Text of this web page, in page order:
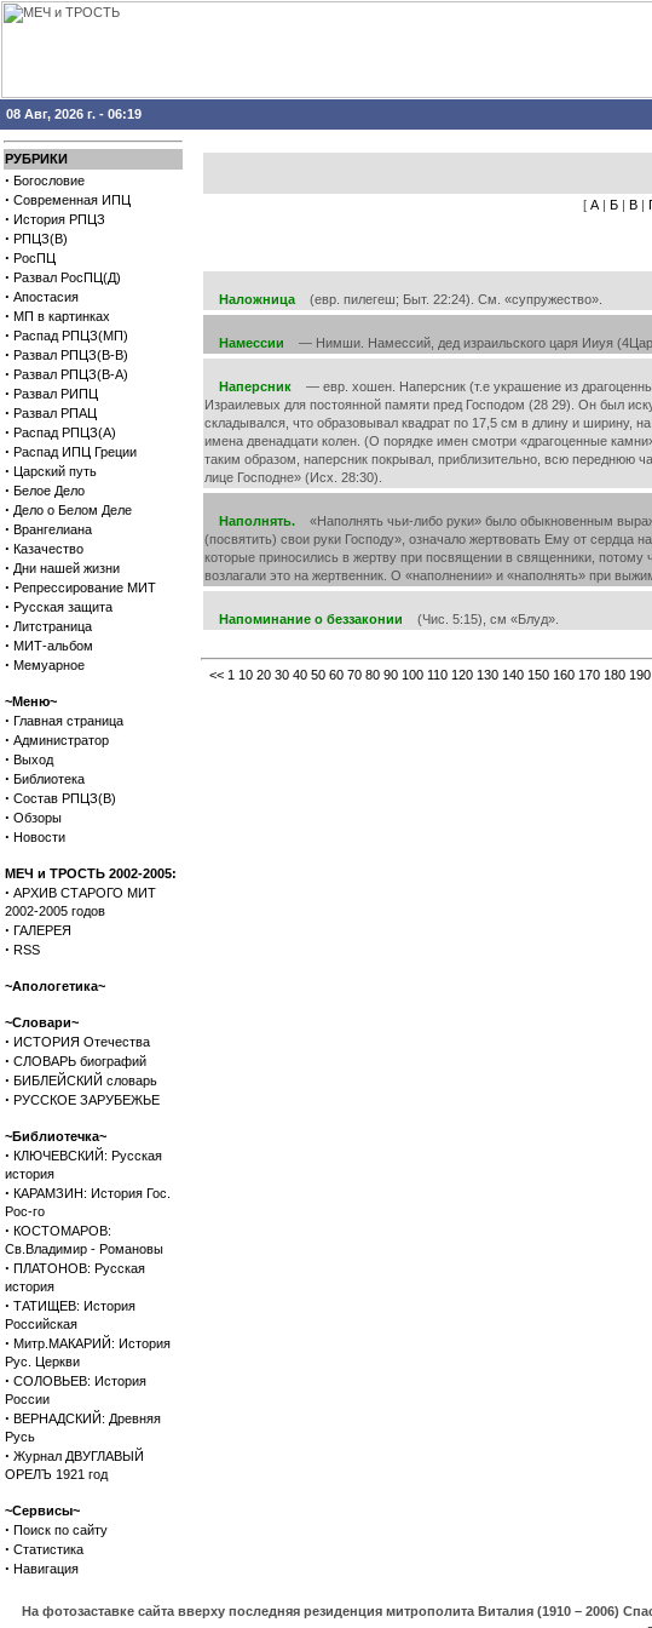
08 Авг, 2026 г. - 06:19
РУБРИКИ
· Богословие
· Современная ИПЦ
· История РПЦЗ
· РПЦЗ(В)
· РосПЦ
· Развал РосПЦ(Д)
· Апостасия
· МП в картинках
· Распад РПЦЗ(МП)
· Развал РПЦЗ(В-В)
· Развал РПЦЗ(В-А)
· Развал РИПЦ
· Развал РПАЦ
· Распад РПЦЗ(А)
· Распад ИПЦ Греции
· Царский путь
· Белое Дело
· Дело о Белом Деле
· Врангелиана
· Казачество
· Дни нашей жизни
· Репрессирование МИТ
· Русская защита
· Литстраница
· МИТ-альбом
· Мемуарное
~Меню~
· Главная страница
· Администратор
· Выход
· Библиотека
· Состав РПЦЗ(В)
· Обзоры
· Новости
МЕЧ и ТРОСТЬ 2002-2005:
· АРХИВ СТАРОГО МИТ
2002-2005 годов
· ГАЛЕРЕЯ
· RSS
~Апологетика~
~Словари~
· ИСТОРИЯ Отечества
· СЛОВАРЬ биографий
· БИБЛЕЙСКИЙ словарь
· РУССКОЕ ЗАРУБЕЖЬЕ
~Библиотечка~
· КЛЮЧЕВСКИЙ: Русская
история
· КАРАМЗИН: История Гос.
Рос-го
· КОСТОМАРОВ:
Св.Владимир - Романовы
· ПЛАТОНОВ: Русская
история
· ТАТИЩЕВ: История
Российская
· Митр.МАКАРИЙ: История
Рус. Церкви
· СОЛОВЬЕВ: История
России
· ВЕРНАДСКИЙ: Древняя
Русь
· Журнал ДВУГЛАВЫЙ
ОРЕЛЪ 1921 год
~Сервисы~
· Поиск по сайту
· Статистика
· Навигация
[ А | Б | В |
Наложница (евр. пилегеш; Быт. 22:24). См. «супружество».
Намессии — Нимши. Намессий, дед израильского царя Ииуя
Наперсник — евр. хошен. Наперсник (т.е украшение из
Израилевых для постоянной памяти пред Господом (28 29). Он был
складывался, что образовывал квадрат по 17,5 см в длину и ширину,
имена двенадцати колен. (О порядке имен смотри «драгоценные
таким образом, наперсник покрывал, приблизительно, всю переднюю
лице Господне» (Исх. 28:30).
Наполнять. «Наполнять чьи-либо руки» было обыкновенным
(посвятить) свои руки Господу», означало жертвовать Ему от
которые приносились в жертву при посвящении в священники,
возлагали это на жертвенник. О «наполнении» и «наполнять» при
Напоминание о беззаконии (Чис. 5:15), см «Блуд».
<< 1 10 20 30 40 50 60 70 80 90 100 110 120 130 140 150 160 170 180 190
На фотозаставке сайта вверху последняя резиденция митрополита Виталия (1910 –